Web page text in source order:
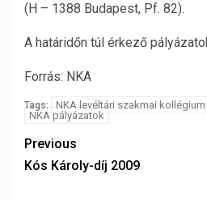
(H – 1388 Budapest, Pf. 82).
A határidőn túl érkező
Forrás: NKA
Tags:
NKA levéltári szakmai
NKA pályázatok
Previous
Kós Károly-díj 2009